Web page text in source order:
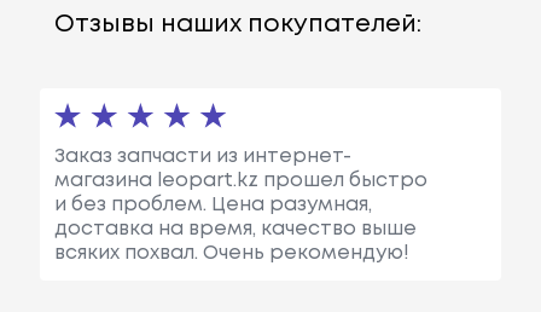
Отзывы наших покупателей:
Заказ запчасти из интернет-
магазина leopart.kz прошел быстро
и без проблем. Цена разумная,
доставка на время, качество выше
всяких похвал. Очень рекомендую!